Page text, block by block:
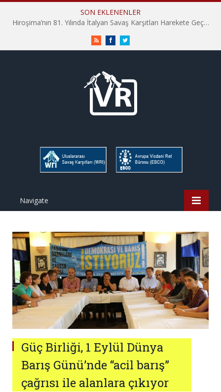
SON EKLENENLER
Hiroşima’nın 81. Yılında İtalyan Savaş Karşıtları Harekete Geçti: “Hatırlamak yeterli değil”
RSS FacebookTwitter
Navigate
Güç Birliği, 1 Eylül Dünya
Barış Günü’nde “acil barış”
çağrısı ile alanlara çıkıyor